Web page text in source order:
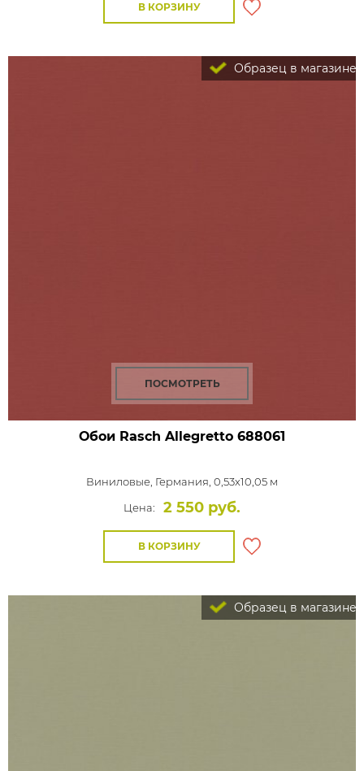
В КОРЗИНУ
Образец в магазине
ПОСМОТРЕТЬ
Обои Rasch Allegretto 688061
Виниловые, Германия, 0,53x10,05 м
Цена:
2 550 руб.
В КОРЗИНУ
Образец в магазине